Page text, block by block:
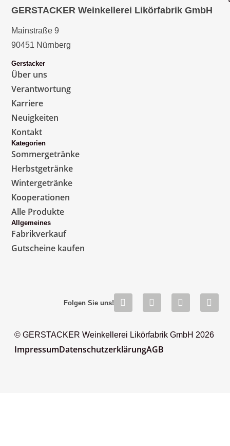
GERSTACKER Weinkellerei Likörfabrik GmbH
Mainstraße 9
90451 Nürnberg
Gerstacker
Über uns
Verantwortung
Karriere
Neuigkeiten
Kontakt
Kategorien
Sommergetränke
Herbstgetränke
Wintergetränke
Kooperationen
Alle Produkte
Allgemeines
Fabrikverkauf
Gutscheine kaufen
Folgen Sie uns!
© GERSTACKER Weinkellerei Likörfabrik GmbH 2026
ImpressumDatenschutzerklärungAGB